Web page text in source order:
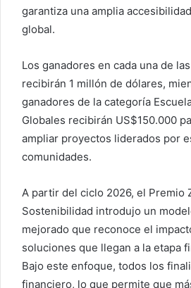
garantiza una amplia
global.
Los ganadores en cada una de
recibirán 1 millón de dólares,
ganadores de la categoría
Globales recibirán US$150.000
ampliar proyectos liderados por
comunidades.
A partir del ciclo 2026, el Premio
Sostenibilidad introdujo un
mejorado que reconoce el
soluciones que llegan a la etapa
Bajo este enfoque, todos los
financiero, lo que permite que